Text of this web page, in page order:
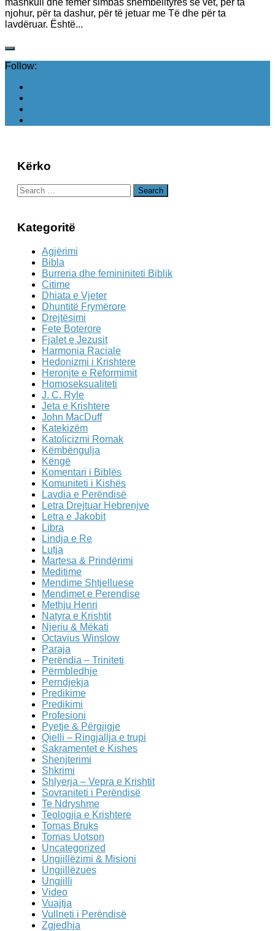
mashkull dhe femër simbas shëmbëlltyrës së vet, për ta
njohur, për ta dashur, për të jetuar me Të dhe për ta
lavdëruar. Është...
Follow:
Kërko
Search
for:
Kategoritë
Agjërimi
Bibla
Burreria dhe femininiteti Biblik
Citime
Dhiata e Vjeter
Dhuntitë Frymërore
Drejtësimi
Fete Boterore
Fjalet e Jezusit
Harmonia Raciale
Hedonizmi i Krishtere
Heronjte e Reformimit
Homoseksualiteti
J. C. Ryle
Jeta e Krishtere
John MacDuff
Katekizëm
Katolicizmi Romak
Këmbëngulja
Këngë
Komentari i Biblës
Komuniteti i Kishës
Lavdia e Perëndisë
Letra Drejtuar Hebrenjve
Letra e Jakobit
Libra
Lindja e Re
Lutja
Martesa & Prindërimi
Meditime
Mendime Shtjelluese
Mendimet e Perendise
Methju Henri
Natyra e Krishtit
Njeriu & Mëkati
Octavius Winslow
Paraja
Perëndia – Triniteti
Përmbledhje
Perndjekja
Predikime
Predikimi
Profesioni
Pyetje & Përgjigje
Qielli – Ringjallja e trupi
Sakramentet e Kishes
Shenjterimi
Shkrimi
Shlyerja – Vepra e Krishtit
Sovraniteti i Perëndisë
Te Ndryshme
Teologjia e Krishtere
Tomas Bruks
Tomas Uotson
Uncategorized
Ungjillëzimi & Misioni
Ungjillëzues
Ungjilli
Video
Vuajtja
Vullneti i Perëndisë
Zgjedhja